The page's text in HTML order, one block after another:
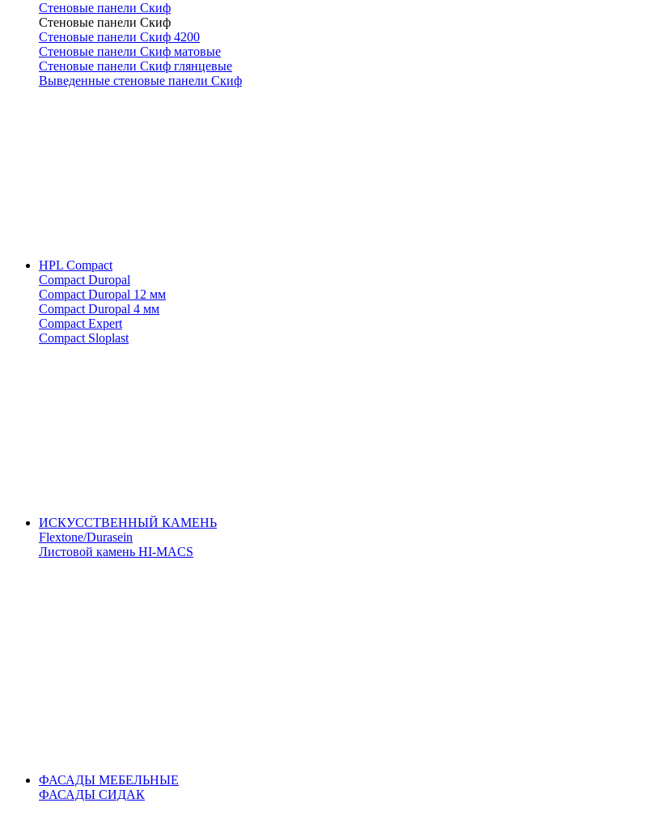
Стеновые панели Скиф
Стеновые панели Скиф
Стеновые панели Скиф 4200
Стеновые панели Скиф матовые
Стеновые панели Скиф глянцевые
Выведенные стеновые панели Скиф
HPL Compact
Compact Duropal
Compact Duropal 12 мм
Compact Duropal 4 мм
Compact Expert
Compact Sloplast
ИСКУССТВЕННЫЙ КАМЕНЬ
Flextone/Durasein
Листовой камень HI-MACS
ФАСАДЫ МЕБЕЛЬНЫЕ
ФАСАДЫ СИДАК